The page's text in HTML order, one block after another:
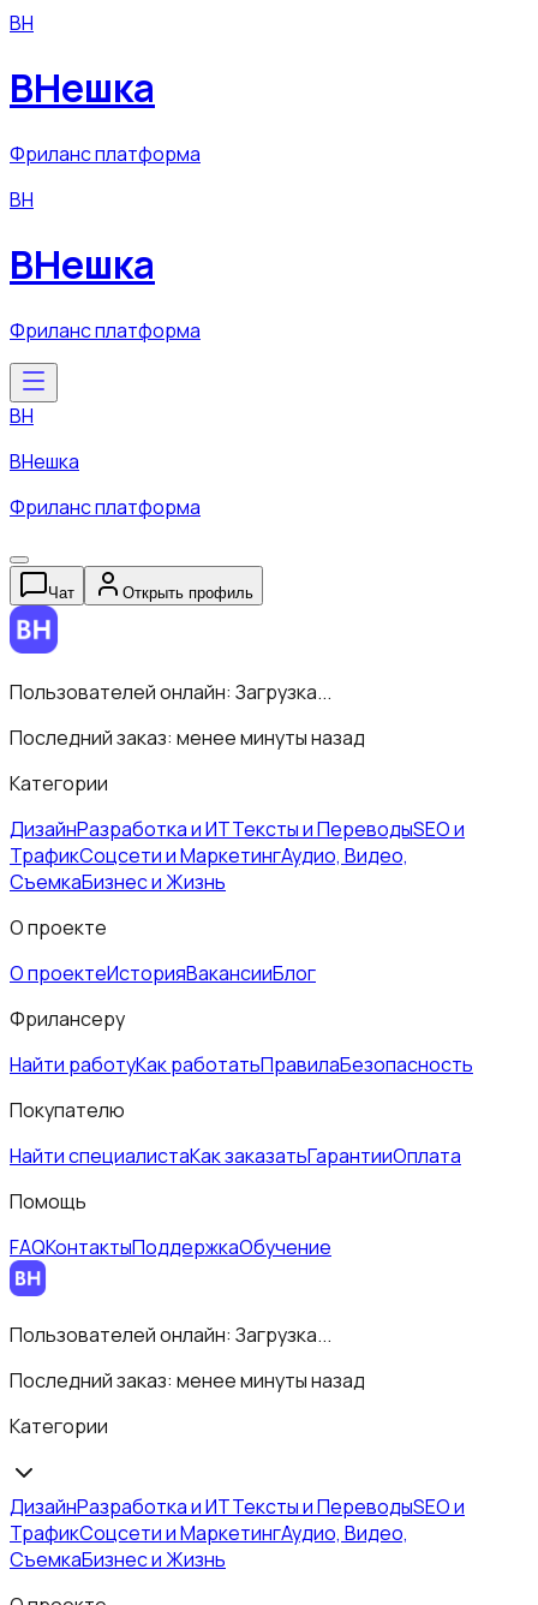
ВН
ВНешка
Фриланс платформа
ВН
ВНешка
Фриланс платформа
ВН
ВНешка
Фриланс платформа
Чат Открыть профиль
Пользователей онлайн: Загрузка...
Последний заказ: менее минуты назад
Категории
ДизайнРазработка и ИТТексты и ПереводыSEO и
ТрафикСоцсети и МаркетингАудио, Видео,
СъемкаБизнес и Жизнь
О проекте
О проектеИсторияВакансииБлог
Фрилансеру
Найти работуКак работатьПравилаБезопасность
Покупателю
Найти специалистаКак заказатьГарантииОплата
Помощь
FAQКонтактыПоддержкаОбучение
Пользователей онлайн: Загрузка...
Последний заказ: менее минуты назад
Категории
ДизайнРазработка и ИТТексты и ПереводыSEO и
ТрафикСоцсети и МаркетингАудио, Видео,
СъемкаБизнес и Жизнь